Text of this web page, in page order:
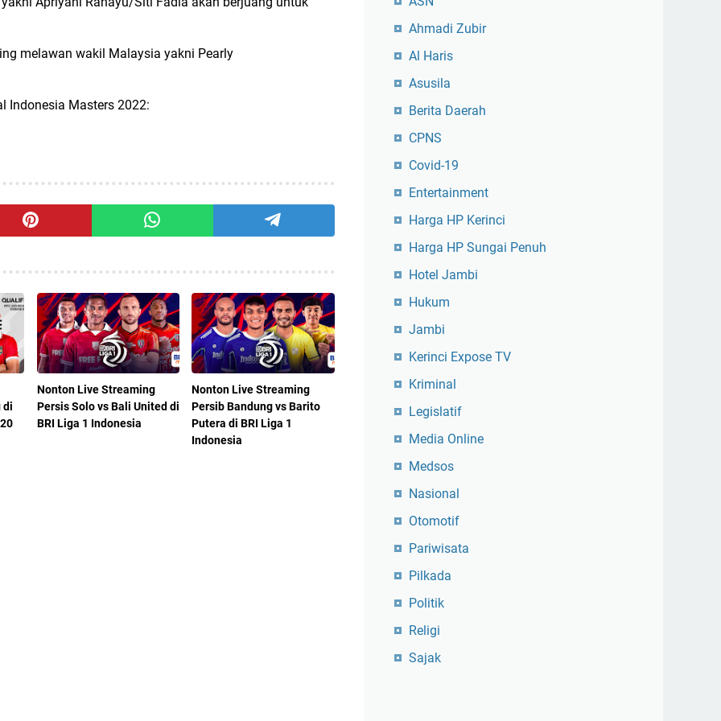
melawan wakil Malaysia yakni Pearly
Indonesia Masters 2022:
di
Nonton Live Streaming
Persis Solo vs Bali United di
BRI Liga 1 Indonesia
Nonton Live Streaming
Persib Bandung vs Barito
Putera di BRI Liga 1
Indonesia
Ahmadi Zubir
Al Haris
Asusila
Berita Daerah
CPNS
Covid-19
Entertainment
Harga HP Kerinci
Harga HP Sungai Penuh
Hotel Jambi
Hukum
Jambi
Kerinci Expose TV
Kriminal
Legislatif
Media Online
Medsos
Nasional
Otomotif
Pariwisata
Pilkada
Politik
Religi
Sajak